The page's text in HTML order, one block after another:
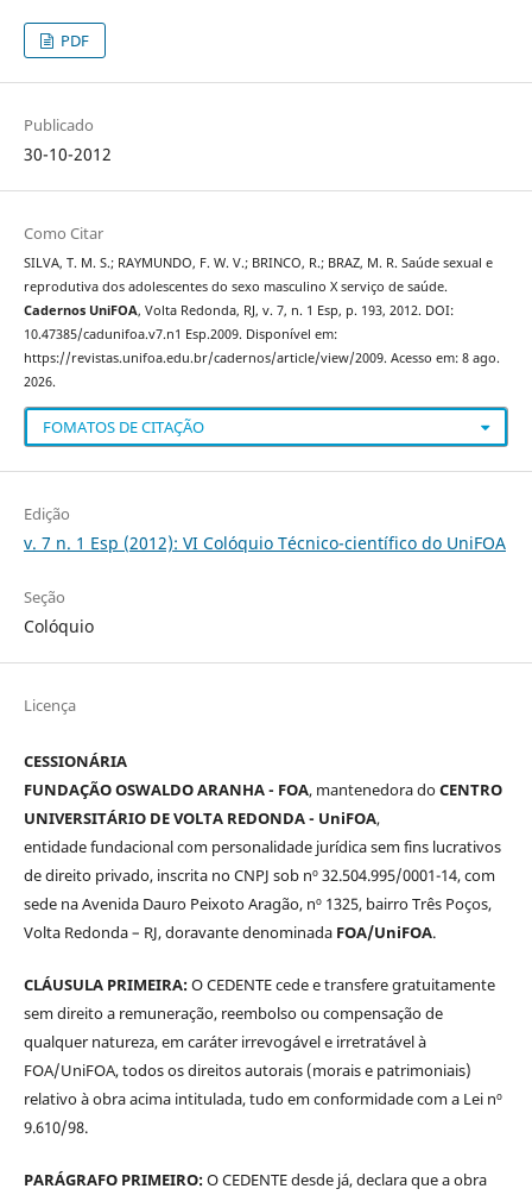
PDF
Publicado
30-10-2012
Como Citar
SILVA, T. M. S.; RAYMUNDO, F. W. V.; BRINCO, R.; BRAZ, M. R. Saúde sexual e
reprodutiva dos adolescentes do sexo masculino X serviço de saúde.
Cadernos UniFOA, Volta Redonda, RJ, v. 7, n. 1 Esp, p. 193, 2012. DOI:
10.47385/cadunifoa.v7.n1 Esp.2009. Disponível em:
https://revistas.unifoa.edu.br/cadernos/article/view/2009. Acesso em: 8 ago.
2026.
FOMATOS DE CITAÇÃO
Edição
v. 7 n. 1 Esp (2012): VI Colóquio Técnico-científico do UniFOA
Seção
Colóquio
Licença
CESSIONÁRIA
FUNDAÇÃO OSWALDO ARANHA - FOA, mantenedora doCENTRO
UNIVERSITÁRIO DE VOLTA REDONDA - UniFOA,
entidade fundacional com personalidade jurídica sem fins lucrativos
de direito privado, inscrita no CNPJ sob nº 32.504.995/0001-14, com
sede na Avenida Dauro Peixoto Aragão, nº 1325, bairro Três Poços,
Volta Redonda – RJ, doravante denominada FOA/UniFOA.
CLÁUSULA PRIMEIRA:O CEDENTE cede e transfere gratuitamente
sem direito a remuneração, reembolso ou compensação de
qualquer natureza, em caráter irrevogável e irretratável à
FOA/UniFOA, todos os direitos autorais (morais e patrimoniais)
relativo à obra acima intitulada, tudo em conformidade com a Lei nº
9.610/98.
PARÁGRAFO PRIMEIRO:O CEDENTE desde já, declara que a obra